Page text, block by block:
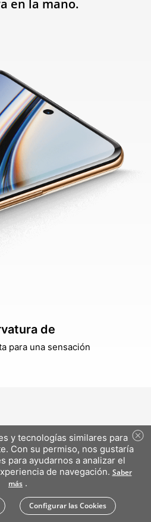
en la mano.
de
para una sensación
y tecnologías similares para
Con su permiso, nos gustaría
para ayudarnos a analizar el
de navegación. Saber
más .
Configurar las Cookies